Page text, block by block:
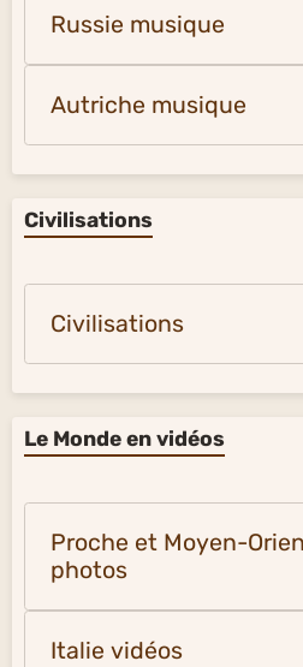
Russie musique
Autriche musique
Civilisations
Civilisations
Le Monde en vidéos
Proche et Moyen-
photos
Italie vidéos